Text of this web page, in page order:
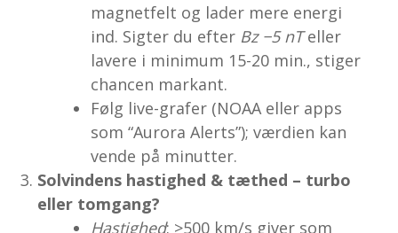
magnetfelt og lader mere energi
ind. Sigter du efter Bz −5 nTeller
lavere i minimum 15-20 min., stiger
chancen markant.
Følg live-grafer (NOAA eller apps
som “Aurora Alerts”); værdien kan
vende på minutter.
Solvindens hastighed & tæthed – turbo
eller tomgang?
Hastighed: >500 km/s giver som